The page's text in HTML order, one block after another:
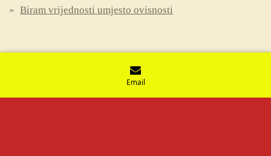
Biram vrijednosti umjesto ovisnosti
Email